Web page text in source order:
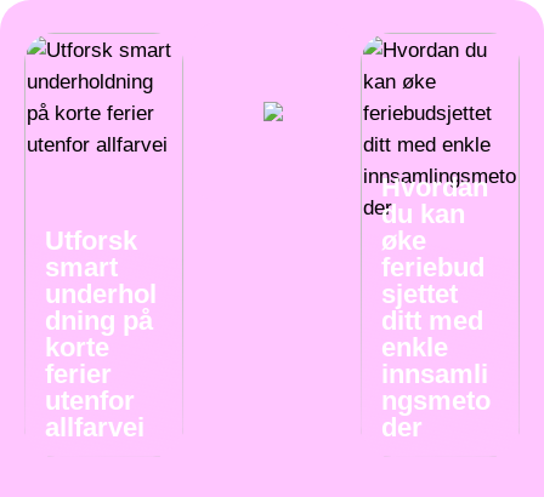
Utforsk
smart
underhol
dning på
korte
ferier
utenfor
allfarvei
Hvordan
du kan
øke
feriebud
sjettet
ditt med
enkle
innsamli
ngsmeto
der